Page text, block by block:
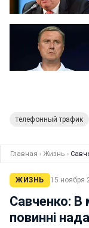
телефонный трафик
Главная › Жизнь ›
ЖИЗНЬ 15 ноября
Савченко: В
повинні